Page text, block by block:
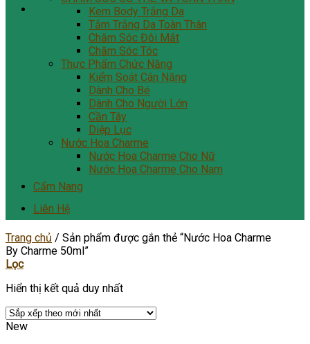
Kem Body Trắng Da
Tắm Trắng Da Toàn Thân
Chăm Sóc Đôi Mắt
Chăm Sóc Tóc
Thực Phẩm Chức Năng
Kiểm Soát Cân Nặng
Dành Cho Bé
Dành Cho Người Lớn
Cần Tây
Diệp Lục
Nước Hoa Charme
Nước Hoa Charme Cho Nữ
Nước Hoa Charme Cho Nam
Cẩm Nang
Liên Hệ
Trang chủ / Sản phẩm được gắn thẻ “Nước Hoa Charme
By Charme 50ml”
Lọc
Hiển thị kết quả duy nhất
New